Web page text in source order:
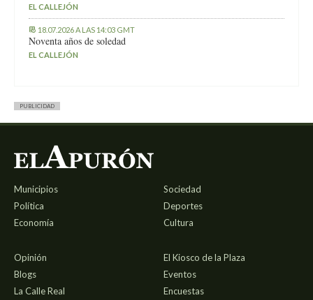
EL CALLEJÓN
18.07.2026 A LAS 14:03 GMT
Noventa años de soledad
EL CALLEJÓN
PUBLICIDAD
Municipios
Política
Economía
Sociedad
Deportes
Cultura
Opinión
Blogs
La Calle Real
El Kiosco de la Plaza
Eventos
Encuestas